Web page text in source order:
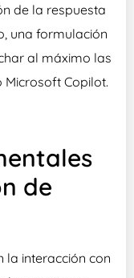
de la respuesta
una formulación
al máximo las
Copilot.
de
la interacción con